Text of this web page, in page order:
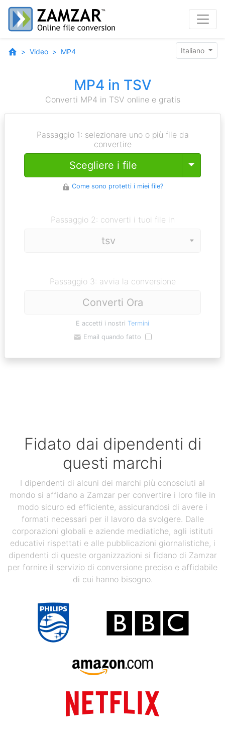
Video MP4 Italiano
MP4 in TSV
Converti MP4 in TSV online e gratis
Passaggio 1: selezionare uno o più file da
convertire
Scegliere i file Toggle
Come sono protetti i miei file?
Passaggio 2: converti i tuoi file in
Passaggio 3: avvia la conversione
Converti Ora
E accetti i nostri Termini
Email quando fatto
Fidato dai dipendenti di
questi marchi
I dipendenti di alcuni dei marchi più conosciuti al
mondo si affidano a Zamzar per convertire i loro file in
modo sicuro ed efficiente, assicurandosi di avere i
formati necessari per il lavoro da svolgere. Dalle
corporazioni globali e aziende mediatiche, agli istituti
educativi rispettati e alle pubblicazioni giornalistiche, i
dipendenti di queste organizzazioni si fidano di Zamzar
per fornire il servizio di conversione preciso e affidabile
di cui hanno bisogno.